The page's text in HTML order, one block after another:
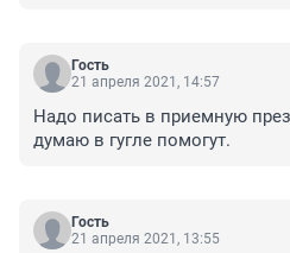
Гость
21 апреля 2021, 14:57
Надо писать в приемную
думаю в гугле помогут.
Гость
21 апреля 2021, 13:55